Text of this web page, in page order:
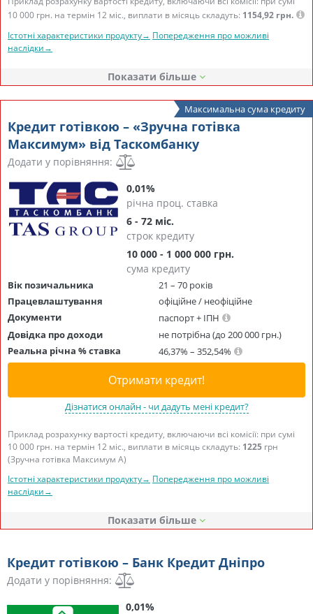
10 000 грн. на термін 12 міс., виплати в місяць складуть: 1154,92 грн.
Істотні характеристики продукту→ Попередження про можливі
наслідки→
Показати
Максимальна сума кредиту
Кредит готівкою – «Зручна готівка
Максимум» від Таскомбанку
Додати у порівняння:
0,01%
річна проц. ставка
6 - 72 міс.
строк кредиту
10 000 - 1 000 000 грн.
сума кредиту
Вік позичальника
21 – 70 років
Працевлаштування
офіційне / неофіційне
Документи
паспорт + ІПН
Довідка про доходи
не потрібна (до 200 000 грн.)
Реальна річна % ставка
46,37% – 352,54%
Отримати кредит!
Дізнатися онлайн - чи дадуть мені кредит?
Приклад розрахунку вартості кредиту, включаючи всі комісії: при сумі
10 000 грн. на термін 12 міс., виплати в місяць складуть: 1225 грн
(Зручна готівка Максимум А)
Істотні характеристики продукту→ Попередження про можливі
наслідки→
Показати
Кредит готівкою – Банк Кредит Дніпро
Додати у порівняння:
0,01%